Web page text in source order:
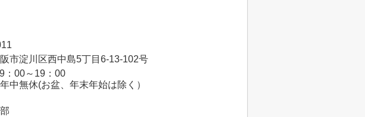
市淀川区西中島5丁目6-13-102号
9：00～19：00
中無休(お盆、年末年始は除く）